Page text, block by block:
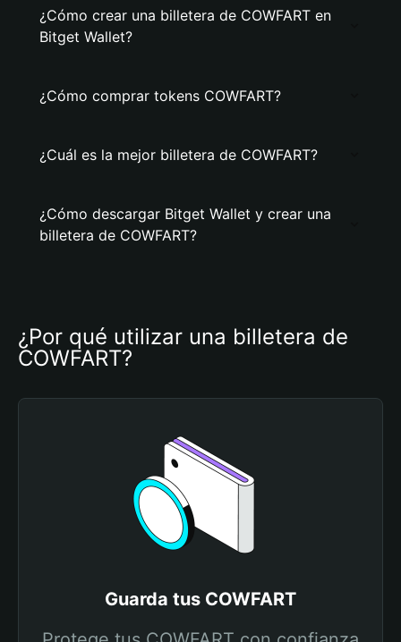
¿Cómo crear una billetera de COWFART en
Bitget Wallet?
¿Cómo comprar tokens COWFART?
¿Cuál es la mejor billetera de COWFART?
¿Cómo descargar Bitget Wallet y crear una
billetera de COWFART?
¿Por qué utilizar una billetera de
COWFART?
Guarda tus COWFART